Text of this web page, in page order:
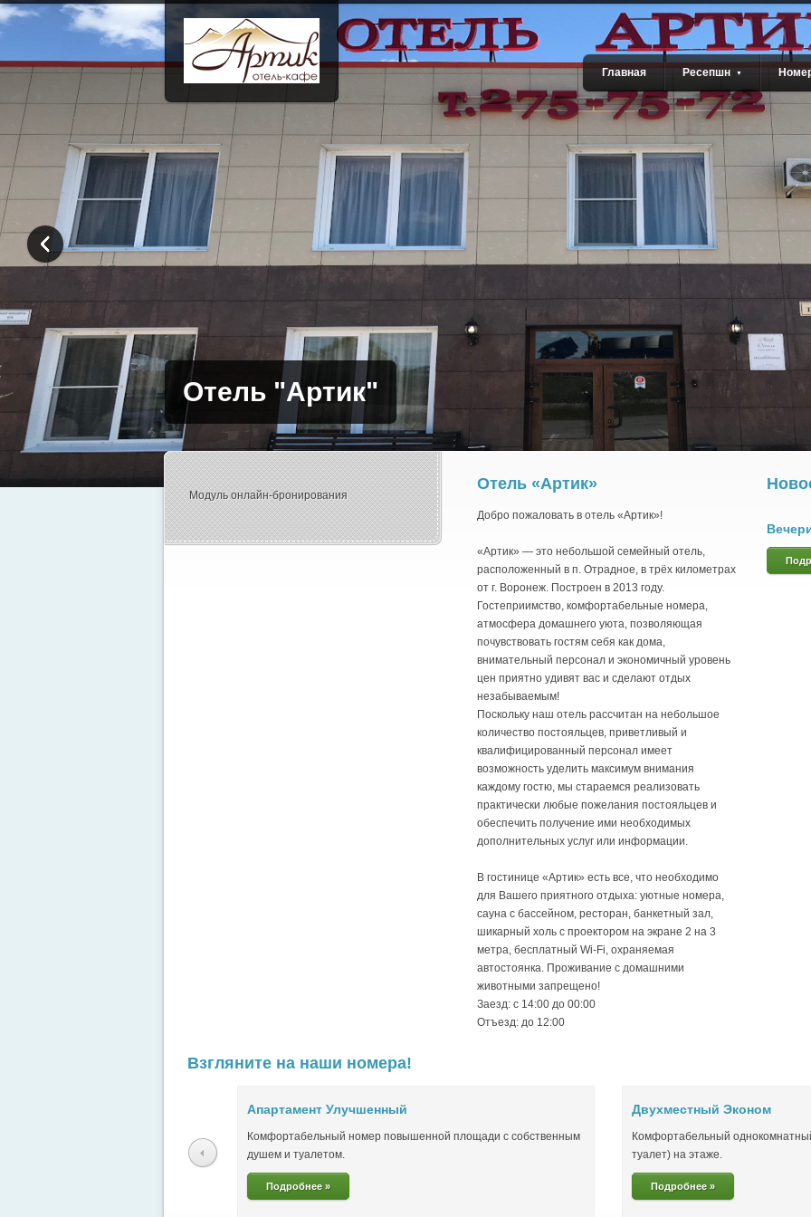
Отель "Артик"
Главная Ресепшн ▼
Модуль онлайн-бронирования
Отель «Артик»
Добро пожаловать в отель «Артик»!
«Артик» — это небольшой семейный отель,
расположенный в п. Отрадное, в трёх километрах
от г. Воронеж. Построен в 2013 году.
Гостеприимство, комфортабельные номера,
атмосфера домашнего уюта, позволяющая
почувствовать гостям себя как дома,
внимательный персонал и экономичный уровень
цен приятно удивят вас и сделают отдых
незабываемым!
Поскольку наш отель рассчитан на небольшое
количество постояльцев, приветливый и
квалифицированный персонал имеет
возможность уделить максимум внимания
каждому гостю, мы стараемся реализовать
практически любые пожелания постояльцев и
обеспечить получение ими необходимых
дополнительных услуг или информации.
В гостинице «Артик» есть все, что необходимо
для Вашего приятного отдыха: уютные номера,
сауна с бассейном, ресторан, банкетный зал,
шикарный холь с проектором на экране 2 на 3
метра, бесплатный Wi-Fi, охраняемая
автостоянка. Проживание с домашними
животными запрещено!
Заезд: c 14:00 до 00:00
Отъезд: до 12:00
Взгляните на наши номера!
Апартамент Улучшенный
Комфортабельный номер повышенной площади с собственным
душем и туалетом.
Подробнее »
Двухместный Эконом
Комфортабельный
туалет) на этаже.
Подробнее »